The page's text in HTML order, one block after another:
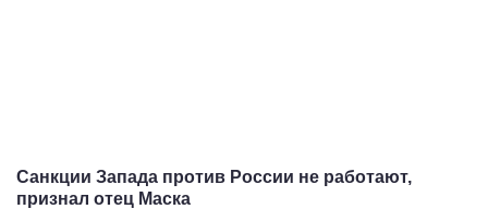
Санкции Запада против России не работают,
признал отец Маска